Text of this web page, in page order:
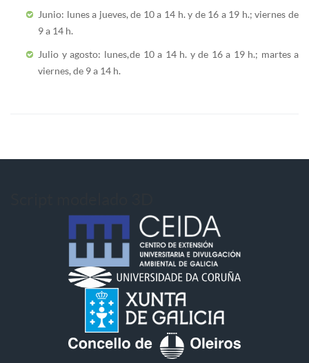
Junio: lunes a jueves, de 10 a 14 h. y de 16 a 19 h.; viernes de
9 a 14 h.
Julio y agosto: lunes,de 10 a 14 h. y de 16 a 19 h.; martes a
viernes, de 9 a 14 h.